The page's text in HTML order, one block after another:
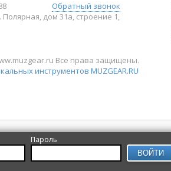
Обратный звонок
Полярная, дом 31а, строение 1,
Все права защищены.
инструментов MUZGEAR.RU
Пароль